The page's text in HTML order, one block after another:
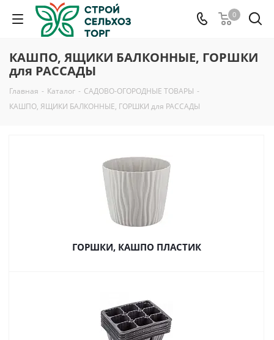
0
КАШПО, ЯЩИКИ БАЛКОННЫЕ, ГОРШКИ
для РАССАДЫ
Главная - Каталог - САДОВО-ОГОРОДНЫЕ ТОВАРЫ -
КАШПО, ЯЩИКИ БАЛКОННЫЕ, ГОРШКИ для РАССАДЫ
ГОРШКИ, КАШПО ПЛАСТИК